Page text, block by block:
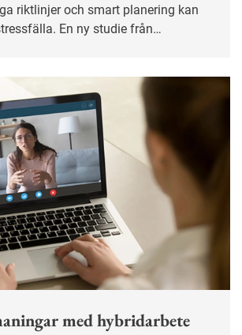
riktlinjer och smart planering kan
En ny studie från
med hybridarbete